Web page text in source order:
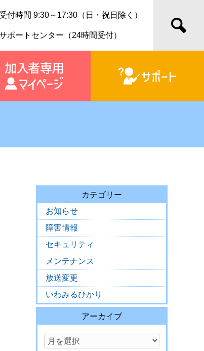
受付時間 9:30～17:30（日・祝日除く）
ポートセンター（24時間受付）
カテゴリー
お知らせ
障害情報
セキュリティ
メンテナンス
放送変更
いわみるひかり
アーカイブ